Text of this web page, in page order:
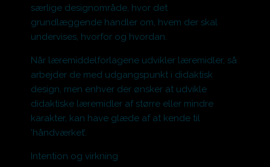
særlige designområde, hvor det
grundlæggende handler om, hvem der skal
undervises, hvorfor og hvordan.
Når læremiddelforlagene udvikler læremidler, så
arbejder de med udgangspunkt i didaktisk
design, men enhver der ønsker at udvikle
didaktiske læremidler af større eller mindre
karakter, kan have glæde af at kende til
‘håndværket’.
Intention og virkning